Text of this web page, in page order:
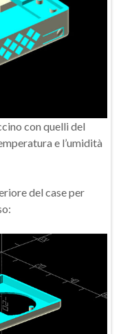
con quelli del
e l’umidità
del case per